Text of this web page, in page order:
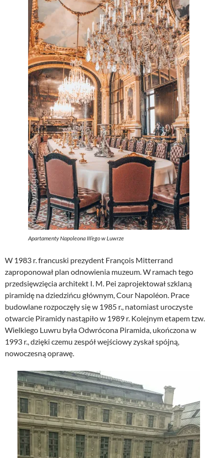
Apartamenty Napoleona III’ego w Luwrze
W 1983 r. francuski prezydent François Mitterrand
zaproponował plan odnowienia muzeum. W ramach tego
przedsięwzięcia architekt I. M. Pei zaprojektował szklaną
piramidę na dziedzińcu głównym, Cour Napoléon. Prace
budowlane rozpoczęły się w 1985 r., natomiast uroczyste
otwarcie Piramidy nastąpiło w 1989 r. Kolejnym etapem tzw.
Wielkiego Luwru była Odwrócona Piramida, ukończona w
1993 r., dzięki czemu zespół wejściowy zyskał spójną,
nowoczesną oprawę.